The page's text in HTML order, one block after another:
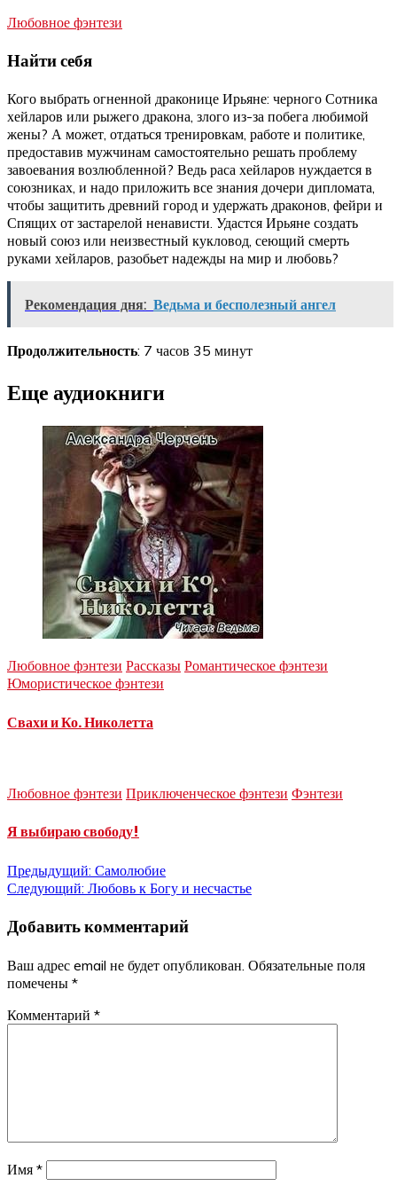
Любовное фэнтези
Найти себя
Кого выбрать огненной драконице Ирьяне: черного Сотника
хейларов или рыжего дракона, злого из-за побега любимой
жены? А может, отдаться тренировкам, работе и политике,
предоставив мужчинам самостоятельно решать проблему
завоевания возлюбленной? Ведь раса хейларов нуждается в
союзниках, и надо приложить все знания дочери дипломата,
чтобы защитить древний город и удержать драконов, фейри и
Спящих от застарелой ненависти. Удастся Ирьяне создать
новый союз или неизвестный кукловод, сеющий смерть
руками хейларов, разобьет надежды на мир и любовь?
Рекомендация дня: Ведьма и бесполезный ангел
Продолжительность: 7 часов 35 минут
Еще аудиокниги
Любовное фэнтези Рассказы Романтическое фэнтези
Юмористическое фэнтези
Свахи и Ко. Николетта
Любовное фэнтези Приключенческое фэнтези Фэнтези
Я выбираю свободу!
Навигация
записям
Предыдущий: Самолюбие
Следующий: Любовь к Богу и несчастье
Добавить комментарий
Ваш адрес email не будет опубликован. Обязательные поля
помечены *
Комментарий *
Имя *